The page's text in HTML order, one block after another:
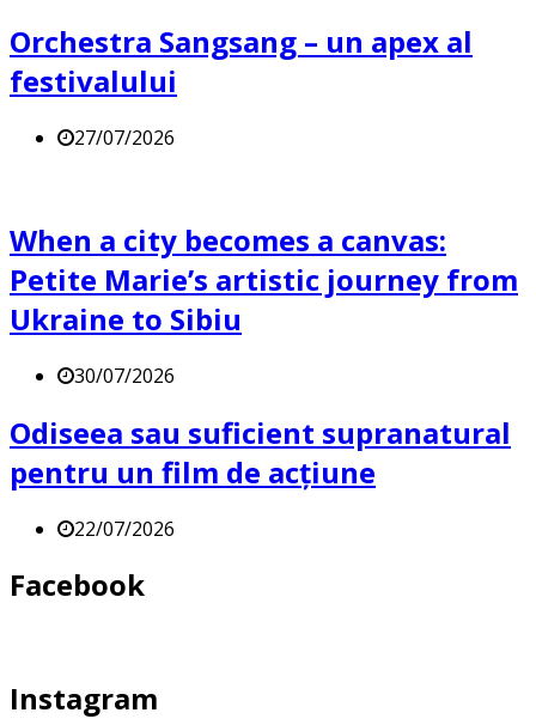
Orchestra Sangsang – un apex al
festivalului
27/07/2026
When a city becomes a canvas:
Petite Marie’s artistic journey from
Ukraine to Sibiu
30/07/2026
Odiseea sau suficient supranatural
pentru un film de acțiune
22/07/2026
Facebook
Instagram